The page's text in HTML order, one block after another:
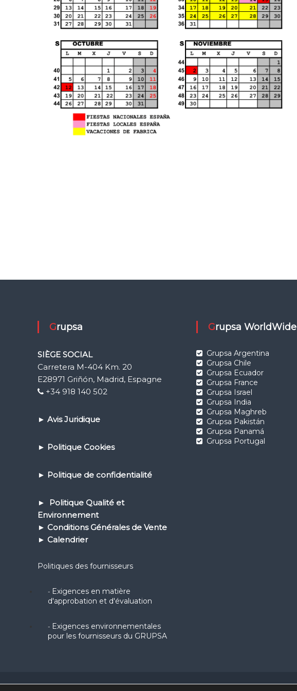
Grupsa
SIÈGE SOCIAL
Carretera M-404 Km. 20
E28971 Griñón, Madrid, Espagne
+34 918 140 502
►Avis Juridique
► Politique Cookies
► Politique de confidentialité
► Politique Qualité et
Environnement
► Conditions Générales de Vente
► Calendrier
Politiques des fournisseurs
- Exigences en matière
d'approbation et d'évaluation
- Exigences environnementales
pour les fournisseurs du GRUPSA
Grupsa WorldWide
Grupsa Argentina
Grupsa Chile
Grupsa Ecuador
Grupsa France
Grupsa Israel
Grupsa India
Grupsa Maghreb
Grupsa Pakistán
Grupsa Panamá
Grupsa Portugal
Copyright © 2026Grupsa